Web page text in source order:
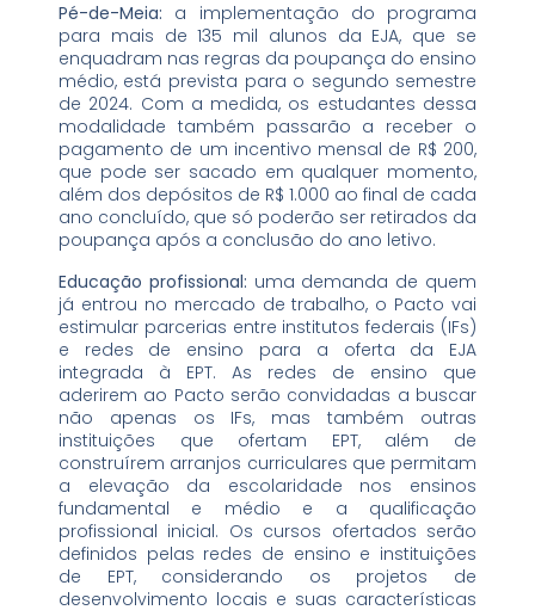
Pé-de-Meia: a implementação do programa
para mais de 135 mil alunos da EJA, que se
enquadram nas regras da poupança do ensino
médio, está prevista para o segundo semestre
de 2024. Com a medida, os estudantes dessa
modalidade também passarão a receber o
pagamento de um incentivo mensal de R$ 200,
que pode ser sacado em qualquer momento,
além dos depósitos de R$ 1.000 ao final de cada
ano concluído, que só poderão ser retirados da
poupança após a conclusão do ano letivo.
Educação profissional: uma demanda de quem
já entrou no mercado de trabalho, o Pacto vai
estimular parcerias entre institutos federais (IFs)
e redes de ensino para a oferta da EJA
integrada à EPT. As redes de ensino que
aderirem ao Pacto serão convidadas a buscar
não apenas os IFs, mas também outras
instituições que ofertam EPT, além de
construírem arranjos curriculares que permitam
a elevação da escolaridade nos ensinos
fundamental e médio e a qualificação
profissional inicial. Os cursos ofertados serão
definidos pelas redes de ensino e instituições
de EPT, considerando os projetos de
desenvolvimento locais e suas características